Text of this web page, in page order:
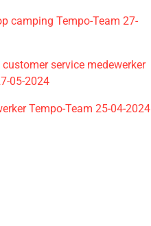
camping Tempo-Team 27-
service medewerker
05-2024
Tempo-Team 25-04-2024